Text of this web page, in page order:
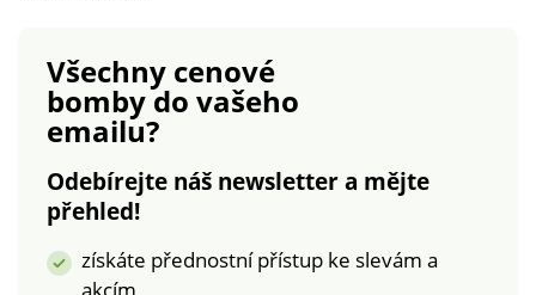
Všechny cenové
bombydo vašeho
emailu?
Odebírejte náš newsletter a mějte
přehled!
získáte přednostní přístup ke slevám a